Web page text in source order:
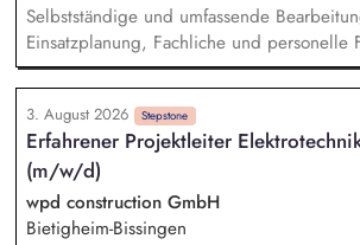
Selbstständige und umfassende
Einsatzplanung, Fachliche und personelle
eingesetzten Fahrer, Sicherstellung der
der technischen Ausrüstung sowie unserer
Erstellung und Pflege von
Arbeitsrichtlinien und Ablaufplänen,
und Optimierung der Logistikprozesse,
Tagesgeschäft für unsere Kunden,
kaufmännischen/administrativen Themen im
3. August 2026 Stepstone
Erfahrener Projektleiter
(m/w/d)
wpd construction GmbH
Bietigheim-Bissingen